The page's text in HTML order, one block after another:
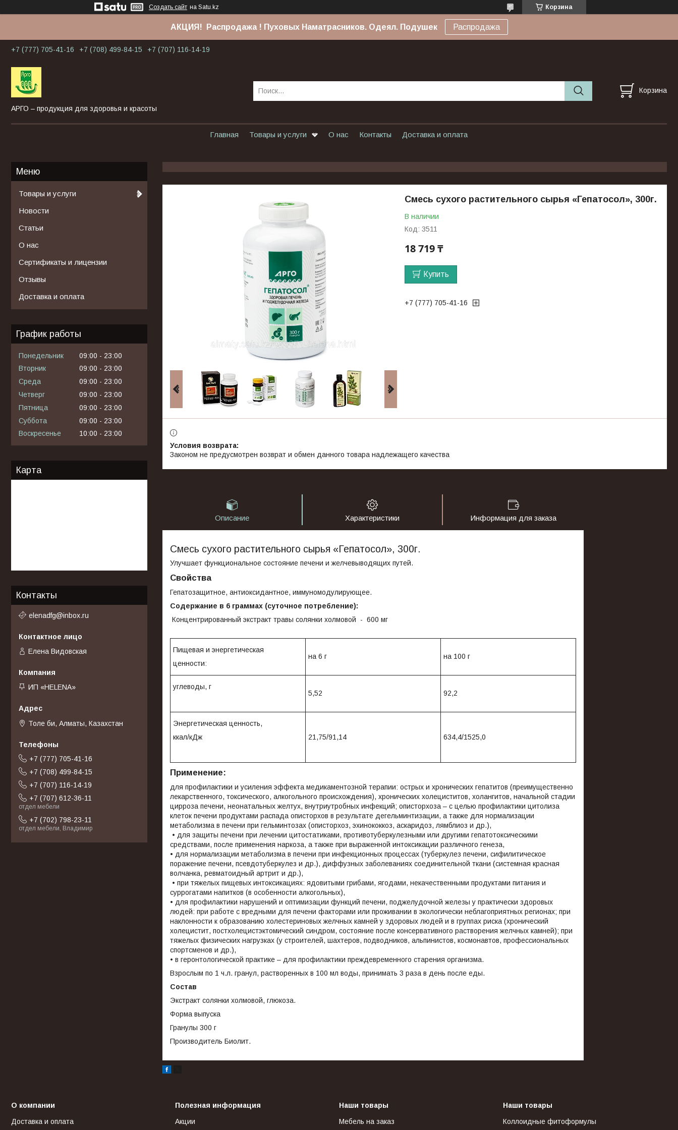
Создать сайт на Satu.kz Корзина
АКЦИЯ! Распродажа ! Пуховых Наматрасников. Одеял. Подушек Распродажа
+7 (777) 705-41-16 +7 (708) 499-84-15 +7 (707) 116-14-19
АРГО – продукция для здоровья и красоты
Корзина
Главная Товары и услуги О нас Контакты Доставка и оплата
Смесь сухого растительного сырья «Гепатосол», 300г.
В наличии
Код: 3511
18 719 ₸
Купить
+7 (777) 705-41-16
Законом не предусмотрен возврат и обмен данного товара надлежащего качества
Описание Характеристики Информация для заказа
Смесь сухого растительного сырья «Гепатосол», 300г.
Улучшает функциональное состояние печени и желчевыводящих путей.
Свойства
Гепатозащитное, антиоксидантное, иммуномодулирующее.
Содержание в 6 граммах (суточное потребление):
Концентрированный экстракт травы солянки холмовой - 600 мг
Пищевая и энергетическая
ценности:
на 6 г на 100 г
углеводы, г
5,52
92,2
Энергетическая ценность,
ккал/кДж
21,75/91,14 634,4/1525,0
Применение:
для профилактики и усиления эффекта медикаментозной терапии: острых и хронических гепатитов (преимущественно
лекарственного, токсического, алкогольного происхождения), хронических холециститов, холангитов, начальной стадии
цирроза печени, неонатальных желтух, внутриутробных инфекций; описторхоза – с целью профилактики цитолиза
клеток печени продуктами распада описторхов в результате дегельминтизации, а также для нормализации
метаболизма в печени при гельминтозах (описторхоз, эхинококкоз, аскаридоз, лямблиоз и др.),
• для защиты печени при лечении цитостатиками, противотуберкулезными или другими гепатотоксическими
средствами, после применения наркоза, а также при выраженной интоксикации различного генеза,
• для нормализации метаболизма в печени при инфекционных процессах (туберкулез печени, сифилитическое
поражение печени, псевдотуберкулез и др.), диффузных заболеваниях соединительной ткани (системная красная
волчанка, ревматоидный артрит и др.),
• при тяжелых пищевых интоксикациях: ядовитыми грибами, ягодами, некачественными продуктами питания и
суррогатами напитков (в особенности алкогольных),
• для профилактики нарушений и оптимизации функций печени, поджелудочной железы у практически здоровых
людей: при работе с вредными для печени факторами или проживании в экологически неблагоприятных регионах; при
наклонности к образованию холестериновых желчных камней у здоровых людей и в группах риска (хронический
холецистит, постхолецистэктомический синдром, состояние после консервативного растворения желчных камней); при
тяжелых физических нагрузках (у строителей, шахтеров, подводников, альпинистов, космонавтов, профессиональных
спортсменов и др.),
• в геронтологической практике – для профилактики преждевременного старения организма.
Взрослым по 1 ч.л. гранул, растворенных в 100 мл воды, принимать 3 раза в день после еды.
Состав
Экстракт солянки холмовой, глюкоза.
Форма выпуска
Гранулы 300 г
Производитель Биолит.
Товары и услуги
Новости
Статьи
О нас
Сертификаты и лицензии
Отзывы
Доставка и оплата
График работы
Понедельник 09:00
23:00
Вторник
09:00
23:00
Среда
09:00
23:00
Четверг
09:00
23:00
Пятница
09:00
23:00
Суббота
09:00
23:00
Воскресенье
10:00 23:00
Карта
Контакты
elenadfg@inbox.ru
Елена Видовская
ИП «HELENA»
Толе би, Алматы, Казахстан
+7 (777) 705-41-16
+7 (708) 499-84-15
+7 (707) 116-14-19
+7 (707) 612-36-11
отдел мебели
+7 (702) 798-23-11
отдел мебели, Владимир
О компании
Доставка и оплата
Полезная информация
Акции
Наши товары
Мебель на заказ
Наши товары
Коллоидные фитоформулы